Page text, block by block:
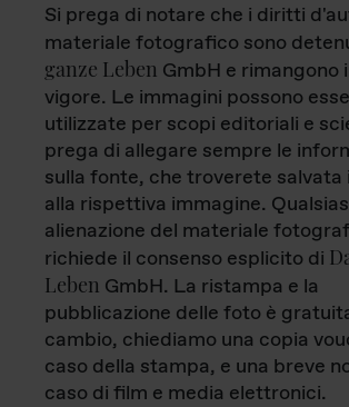
Si prega di notare che i diritti
materiale fotografico sono
ganze Leben GmbH e rimangono
vigore. Le immagini possono
utilizzate per scopi editoriali e
prega di allegare sempre le
sulla fonte, che troverete salvata
alla rispettiva immagine.
alienazione del materiale
richiede il consenso esplicito di
Leben GmbH. La ristampa e la
pubblicazione delle foto è
cambio, chiediamo una copia
caso della stampa, e una breve
caso di film e media elettronici.